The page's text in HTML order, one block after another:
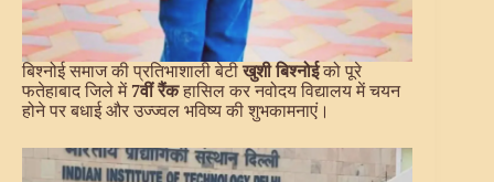
बिश्नोई समाज की प्रतिभाशाली बेटीखुशी बिश्नोईको पूरे
फतेहाबाद जिले में 7वीं रैंकहासिल कर नवोदय विद्यालय में चयन
होने पर बधाई और उज्ज्वल भविष्य की शुभकामनाएं।